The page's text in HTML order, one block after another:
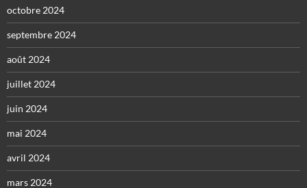
octobre 2024
septembre 2024
août 2024
juillet 2024
juin 2024
mai 2024
avril 2024
mars 2024